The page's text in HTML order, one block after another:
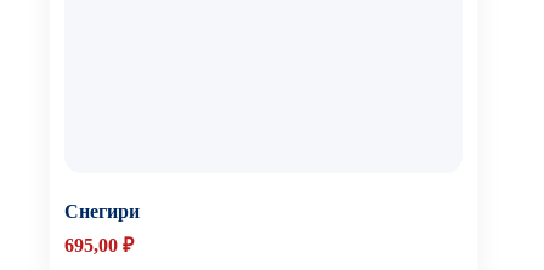
Снегири
695,00 ₽